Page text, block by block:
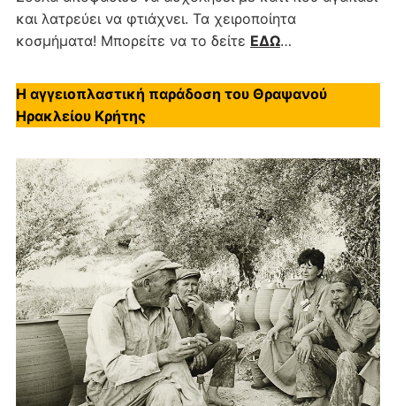
και λατρεύει να φτιάχνει. Τα χειροποίητα
κοσμήματα! Μπορείτε να το δείτε ΕΔΩ…
Η αγγειοπλαστική παράδοση του Θραψανού
Ηρακλείου Κρήτης